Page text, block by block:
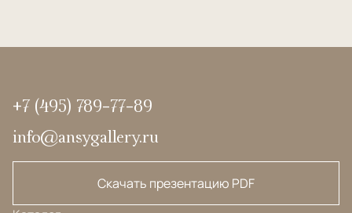
+7 (495) 789-77-89
info@ansygallery.ru
Скачать презентацию PDF